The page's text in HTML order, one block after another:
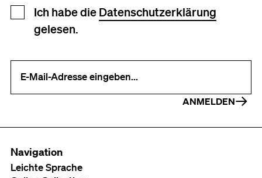
Newsletter Anmeldung
Ich habe die Datenschutzerklärung
gelesen.
ANMELDEN
Navigation
Leichte Sprache